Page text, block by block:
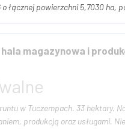
łącznej powierzchni 5,7030 ha,
magazynowa i
kompleks niezabudowanych działek gruntu,
produkcją oraz usługami.